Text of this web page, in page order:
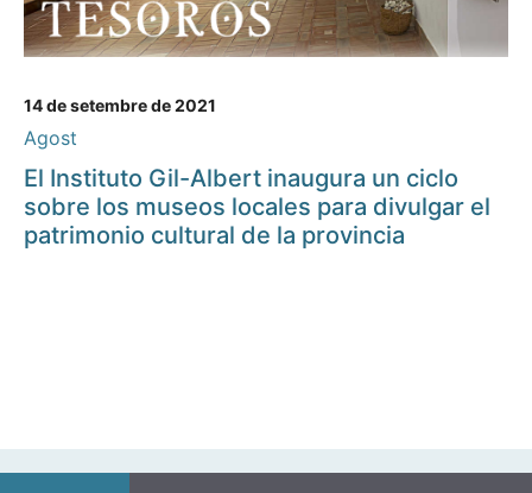
14 de setembre de 2021
Agost
El Instituto Gil-Albert inaugura un ciclo
sobre los museos locales para divulgar el
patrimonio cultural de la provincia